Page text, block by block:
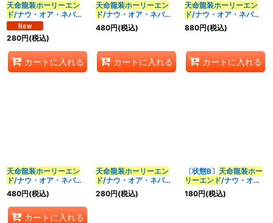
カテゴリ :
特集:
天命龍装ホーリーエン
ド/ナウ・オア・ネバー
【SR】{25SP13/16}
《多》
280円(税込)
カートに入れる
天命龍装ホーリーエン
ド/ナウ・オア・ネバー
【SR】{RP1811A/20}
《多》
480円(税込)
カートに入れる
天命龍装ホーリーエン
ド/ナウ・オア・ネバー
【SR】{RP1811B/20}
《多》
880円(税込)
カートに入れる
天命龍装ホーリーエン
ド/ナウ・オア・ネバー
【SR】
{24RP2TR9/TR11}
《多》
480円(税込)
カートに入れる
天命龍装ホーリーエン
ド/ナウ・オア・ネバー
【SR】{RP12S1/S12}
《多》
280円(税込)
〔状態B〕 天命龍装ホー
リーエンド/ナウ・オ
ア・ネバー【SR】
{RP12S1/S12}《多》
180円(税込)